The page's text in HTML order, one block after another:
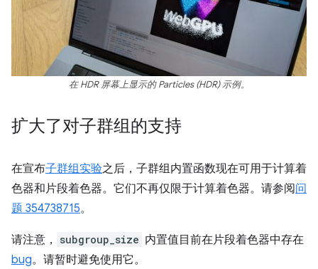
在 HDR 屏幕上显示的 Particles (HDR) 示例。
扩大了对子群组的支持
在宣布子群组实验之后，子群组内置函数现在可用于计算着
色器和片段着色器。它们不再仅限于计算着色器。请参阅问
题 354738715。
请注意， subgroup_size 内置值目前在片段着色器中存在
bug。请暂时避免使用它。